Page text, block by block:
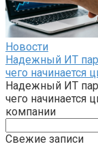
Новости
Надежный ИТ
чего начинается
Надежный ИТ
чего
компании
Свежие записи